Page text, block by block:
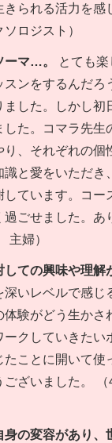
きられる活力を感
ロジスト）
ーマ…。
とても
スンをするんだ
ました。しかし初
した。コマラ先生
、それぞれの個
識と愛をいただき
しています。コー
ごせました。あ
婦）
ての興味や理解
深いレベルで感じ
体験がどう生かさ
クしていきたい
たことに開いて使
ございました。
身の変容があり、